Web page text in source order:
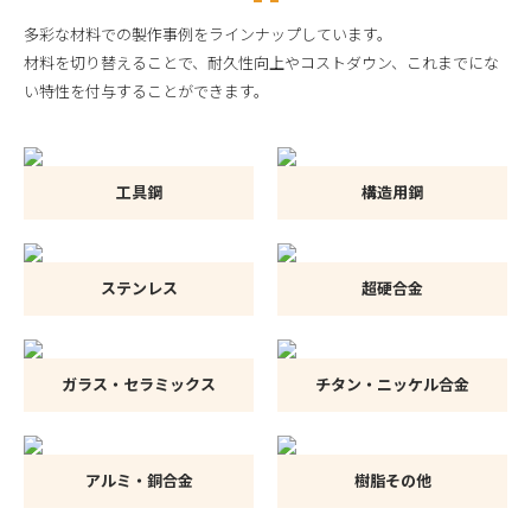
多彩な材料での製作事例をラインナップしています。
材料を切り替えることで、耐久性向上やコストダウン、これまでにな
い特性を付与することができます。
工具鋼 構造用鋼
ステンレス 超硬合金
ガラス・セラミックス チタン・ニッケル合金
アルミ・銅合金 樹脂その他